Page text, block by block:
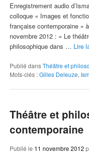
Enregistrement audio
colloque « Images et
française contemporaine »
novembre 2012 : « Le
philosophique dans … Lire
Publié dansThéâtre et
Mots-clés :Gilles Deleuze,
Théâtre et
contemporaine
Publié le 11 novembre 2012